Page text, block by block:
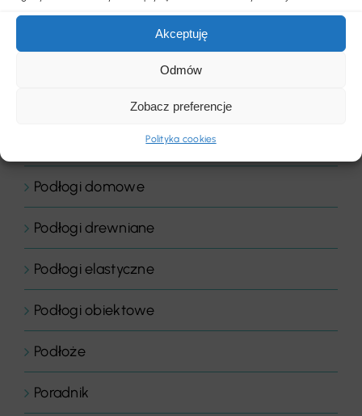
Akceptuję
Odmów
Zobacz preferencje
Polityka cookies
Placówki edukacyjne
Podłogi domowe
Podłogi drewniane
Podłogi elastyczne
Podłogi obiektowe
Podłoże
Poradnik